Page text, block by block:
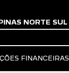
NORTE SUL